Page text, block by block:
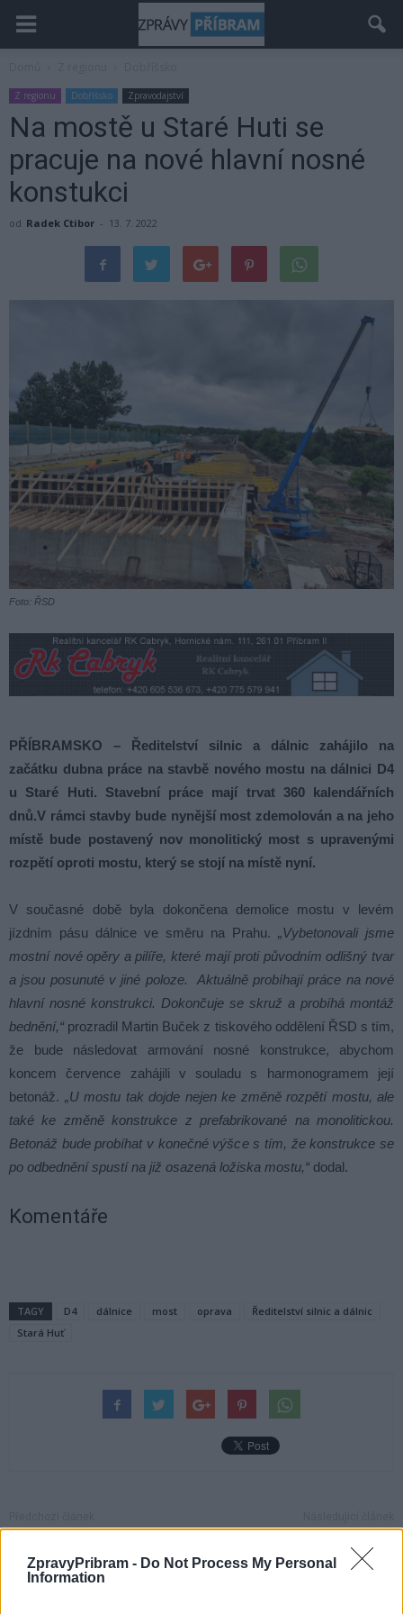
ZpravyPribram - Do Not Process My Personal
Information
Z regionu Dobříšsko Zpravodajství
Na mostě u Staré Huti se
pracuje na nové hlavní nosné
konstukci
od Radek Ctibor - 13. 7. 2022
Foto: ŘSD
PŘÍBRAMSKO – Ředitelství silnic a dálnic zahájilo na
začátku dubna práce na stavbě nového mostu na dálnici D4
u Staré Huti. Stavební práce mají trvat 360 kalendářních
dnů.V rámci stavby bude nynější most zdemolován a na jeho
místě bude postavený nov monolitický most s upravenými
rozpětí oproti mostu, který se stojí na místě nyní.
V současné době byla dokončena demolice mostu v levém
jízdním pásu dálnice ve směru na Prahu. „Vybetonovali jsme
mostní nové opěry a pilíře, které mají proti původním odlišný tvar
a jsou posunuté v jiné poloze. Aktuálně probíhají práce na nové
hlavní nosné konstrukci. Dokončuje se skruž a probíhá montáž
bednění,“ prozradil Martin Buček z tiskového oddělení ŘSD s tím,
že bude následovat armování nosné konstrukce, abychom
koncem července zahájili v souladu s harmonogramem její
betonáž. „U mostu tak dojde nejen ke změně rozpětí mostu, ale
také ke změně konstrukce z prefabrikované na monolitickou.
Betonáž bude probíhat v konečné výšce s tím, že konstrukce se
po odbednění spustí na již osazená ložiska mostu,“ dodal.
Komentáře
TAGY D4 dálnice most oprava
Ředitelství silnic a dálnic
Stará Huť
v Březnici stíhá policie
městského strážníka
s charitativním fotbalovým